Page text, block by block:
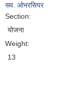
सव. ओभरसियर
Section:
योजना
Weight:
13